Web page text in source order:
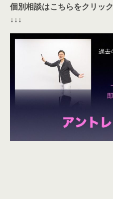
個別相談はこちらをクリック
↓↓↓